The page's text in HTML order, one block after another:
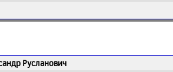
Русланович